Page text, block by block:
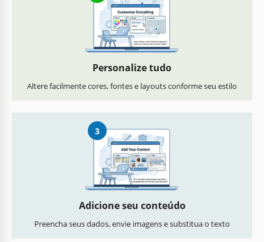
Personalize tudo
Altere facilmente cores, fontes e layouts conforme seu estilo
3
Adicione seu conteúdo
Preencha seus dados, envie imagens e substitua o texto